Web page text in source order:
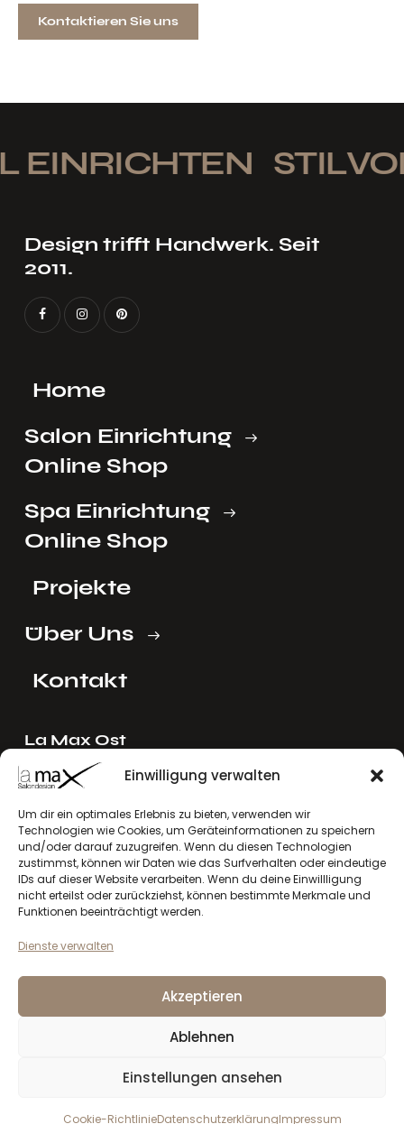
Einwilligung verwalten
Um dir ein optimales Erlebnis zu bieten, verwenden wir
Technologien wie Cookies, um Geräteinformationen zu speichern
und/oder darauf zuzugreifen. Wenn du diesen Technologien
zustimmst, können wir Daten wie das Surfverhalten oder eindeutige
IDs auf dieser Website verarbeiten. Wenn du deine Einwillligung
nicht erteilst oder zurückziehst, können bestimmte Merkmale und
Funktionen beeinträchtigt werden.
Dienste verwalten
Akzeptieren
Ablehnen
Einstellungen ansehen
Cookie-RichtlinieDatenschutzerklärungImpressum
Kontaktieren Sie uns
Design trifft Handwerk. Seit
2011.
Home
Salon Einrichtung
Online Shop
Spa Einrichtung
Online Shop
Projekte
Über Uns
Kontakt
La Max Ost
Ing. Reinhard Mayer e.U.
Stadlgasse 4
2122 Riedenthal, Austria
E-Mail:mayer[at]lamax.at
+436643432630
La Max West
Andreas Larcher e.U.
6410 Telfs, Austria
larcher[at]lamax.at
Datenschutzerklärung
Impressum
la max © 2026. Alle Rechte vorbehalten